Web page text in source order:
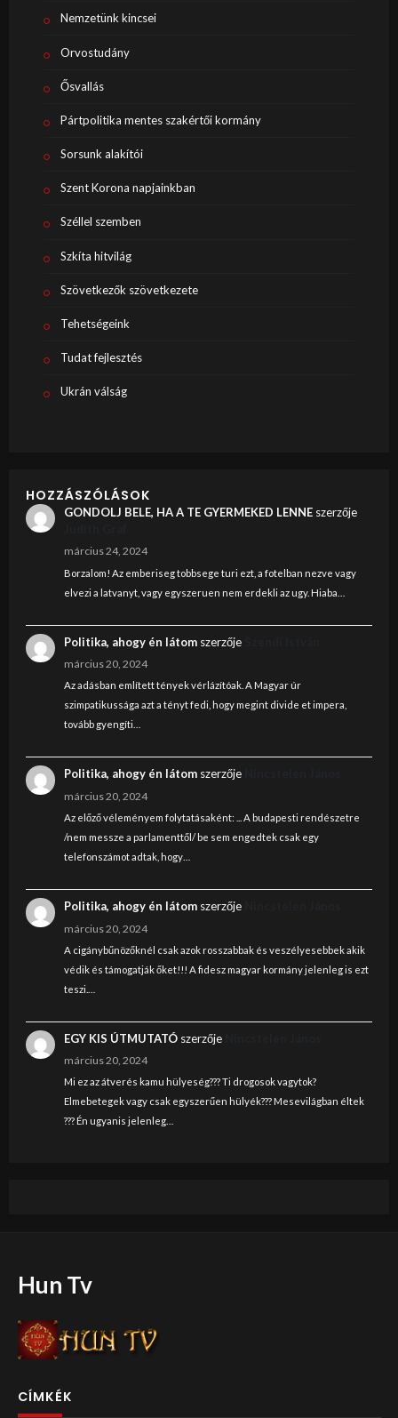
Nemzetünk kincsei
Orvostudány
Ősvallás
Pártpolitika mentes szakértői kormány
Sorsunk alakítói
Szent Korona napjainkban
Széllel szemben
Szkíta hitvilág
Szövetkezők szövetkezete
Tehetségeink
Tudat fejlesztés
Ukrán válság
HOZZÁSZÓLÁSOK
GONDOLJ BELE, HA A TE GYERMEKED LENNEszerzője
március 24, 2024
Borzalom! Az emberiseg tobbsege turi ezt, a fotelban nezve vagy
elvezi a latvanyt, vagy egyszeruen nem erdekli az ugy. Hiaba…
Politika, ahogy én látomszerzője
március 20, 2024
Az adásban említett tények vérlázítóak. A Magyar úr
szimpatikussága azt a tényt fedi, hogy megint divide et impera,
tovább gyengíti…
Politika, ahogy én látomszerzője
március 20, 2024
Az előző véleményem folytatásaként: ... A budapesti rendészetre
/nem messze a parlamenttől/ be sem engedtek csak egy
telefonszámot adtak, hogy…
Politika, ahogy én látomszerzője
március 20, 2024
A cigánybűnözőknél csak azok rosszabbak és veszélyesebbek akik
védik és támogatják őket!!! A fidesz magyar kormány jelenleg is ezt
teszi.…
EGY KIS ÚTMUTATÓszerzője
március 20, 2024
Mi ez az átverés kamu hülyeség??? Ti drogosok vagytok?
Elmebetegek vagy csak egyszerűen hülyék??? Mesevilágban éltek
??? Én ugyanis jelenleg…
Hun Tv
CÍMKÉK